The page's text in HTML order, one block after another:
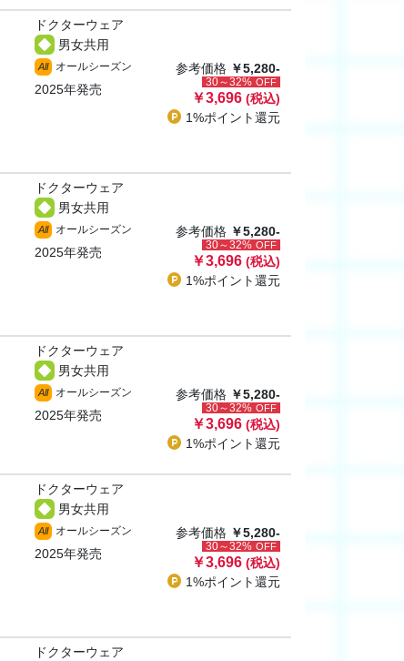
ドクターウェア
男女共用
All オールシーズン
2025年発売
参考価格 ￥5,280-
30～32% OFF
￥3,696 (税込)
1%ポイント還元
ドクターウェア
男女共用
All オールシーズン
2025年発売
参考価格 ￥5,280-
30～32% OFF
￥3,696 (税込)
1%ポイント還元
ドクターウェア
男女共用
All オールシーズン
2025年発売
参考価格 ￥5,280-
30～32% OFF
￥3,696 (税込)
1%ポイント還元
ドクターウェア
男女共用
All オールシーズン
2025年発売
参考価格 ￥5,280-
30～32% OFF
￥3,696 (税込)
1%ポイント還元
ドクターウェア